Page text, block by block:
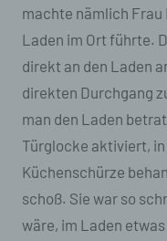
machte nämlich Frau
Laden im Ort führte.
direkt an den Laden
direkten Durchgang
man den Laden
Türglocke aktiviert,
Küchenschürze
schoß. Sie war so
wäre, im Laden